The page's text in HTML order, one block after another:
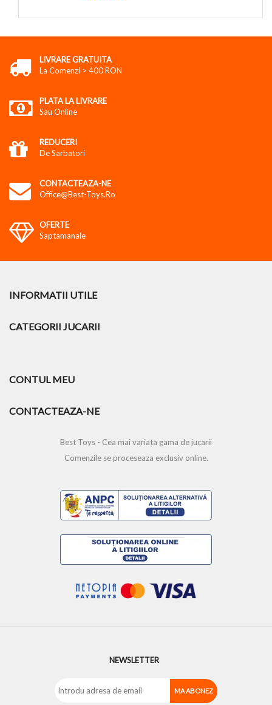
LIVRARE GRATUITA
La Comenzi > 400 RON
PLATA LA LIVRARE
Sau Online
REDUCERI
De Sarbatori
CONTACTEAZA-NE
Office@best-Toys.ro
OFERTE
Saptamanale
INFORMATII UTILE
CATEGORII JUCARII
CONTUL MEU
CONTACTEAZA-NE
Best Toys - Cea mai variata gama de jucarii
Comenzile se proceseaza exclusiv online.
NEWSLETTER